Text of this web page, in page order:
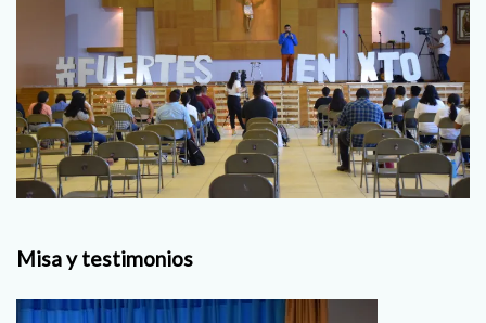
Misa y testimonios